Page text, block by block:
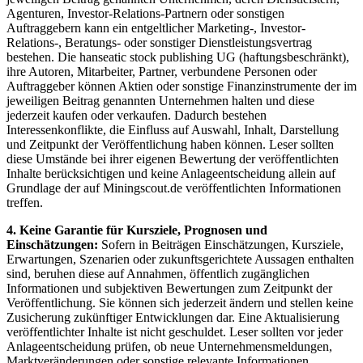
Agenturen, Investor-Relations-Partnern oder sonstigen
Auftraggebern kann ein entgeltlicher Marketing-, Investor-
Relations-, Beratungs- oder sonstiger Dienstleistungsvertrag
bestehen. Die hanseatic stock publishing UG (haftungsbeschränkt),
ihre Autoren, Mitarbeiter, Partner, verbundene Personen oder
Auftraggeber können Aktien oder sonstige Finanzinstrumente der im
jeweiligen Beitrag genannten Unternehmen halten und diese
jederzeit kaufen oder verkaufen. Dadurch bestehen
Interessenkonflikte, die Einfluss auf Auswahl, Inhalt, Darstellung
und Zeitpunkt der Veröffentlichung haben können. Leser sollten
diese Umstände bei ihrer eigenen Bewertung der veröffentlichten
Inhalte berücksichtigen und keine Anlageentscheidung allein auf
Grundlage der auf Miningscout.de veröffentlichten Informationen
treffen.
4. Keine Garantie für Kursziele, Prognosen und
Einschätzungen: Sofern in Beiträgen Einschätzungen, Kursziele,
Erwartungen, Szenarien oder zukunftsgerichtete Aussagen enthalten
sind, beruhen diese auf Annahmen, öffentlich zugänglichen
Informationen und subjektiven Bewertungen zum Zeitpunkt der
Veröffentlichung. Sie können sich jederzeit ändern und stellen keine
Zusicherung zukünftiger Entwicklungen dar. Eine Aktualisierung
veröffentlichter Inhalte ist nicht geschuldet. Leser sollten vor jeder
Anlageentscheidung prüfen, ob neue Unternehmensmeldungen,